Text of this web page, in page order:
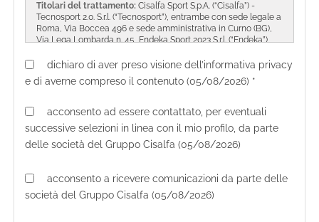
Titolari del trattamento:Cisalfa Sport S.p.A. (“Cisalfa”) -
Tecnosport 2.0. S.r.l. (“Tecnosport”), entrambe con sede legale a
Roma, Via Boccea 496 e sede amministrativa in Curno (BG),
Via Lega Lombarda n. 45, Endeka Sport 2023 S.r.l. (“Endeka”),
Lombarda n. 45 e Intersport Italia S.p.A. (“Intersport”), con sede
legale a Bologna, Via del Tuscolano 17/2 (“Il Gruppo Cisalfa”).
Il Gruppo Cisalfa tutela la riservatezza dei tuoi dati personali e
garantisce ad essi la protezione necessaria da ogni evento
che possa metterli a rischio di violazione.
I Titolari mettono in pratica a tal fine policy e prassi aventi
all’esercizio dei diritti che ti sono riconosciuti dalla normativa
applicabile. I Titolari hanno cura di aggiornare le policy e le
prassi adottate per la protezione dei dati personali ogni volta
dichiaro di aver preso visione dell’informativa privacy
e di averne compreso il contenuto (05/08/2026) *
acconsento ad essere contattato, per eventuali
successive selezioni in linea con il mio profilo, da parte
delle società del Gruppo Cisalfa (05/08/2026)
acconsento a ricevere comunicazioni da parte delle
società del Gruppo Cisalfa (05/08/2026)